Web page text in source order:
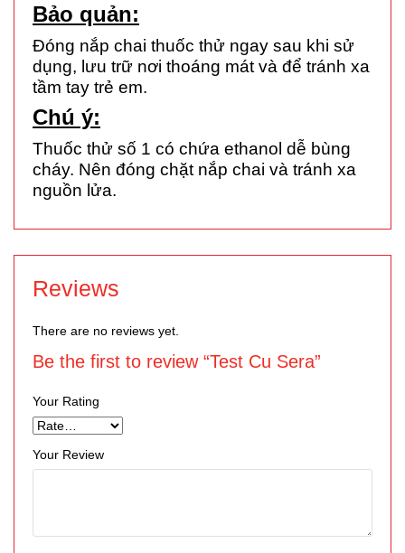
Bảo quản:
Đóng nắp chai thuốc thử ngay sau khi sử
dụng, lưu trữ nơi thoáng mát và để tránh xa
tầm tay trẻ em.
Chú ý:
Thuốc thử số 1 có chứa ethanol dễ bùng
cháy. Nên đóng chặt nắp chai và tránh xa
nguồn lửa.
Reviews
There are no reviews yet.
Be the first to review “Test Cu Sera”
Your Rating
Your Review